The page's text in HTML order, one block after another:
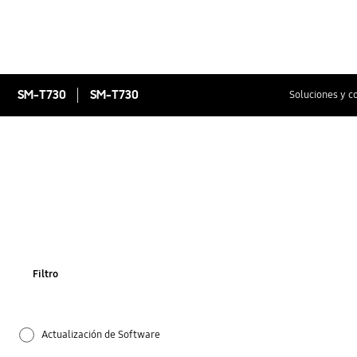
SM-T730 SM-T730 Soluciones y
Filtro
Actualización de Software